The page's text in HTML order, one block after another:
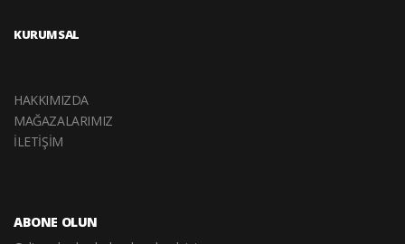
KURUMSAL
HAKKIMIZDA
MAĞAZALARIMIZ
İLETİŞİM
ABONE OLUN